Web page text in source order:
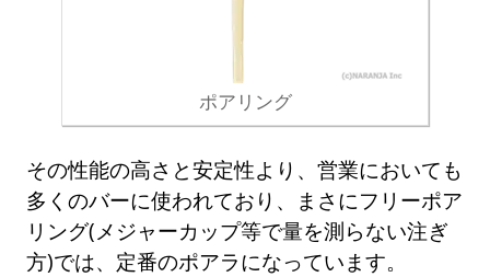
ポアリング
その性能の高さと安定性より、営業においても
多くのバーに使われており、まさにフリーポア
リング(メジャーカップ等で量を測らない注ぎ
方)では、定番のポアラになっています。